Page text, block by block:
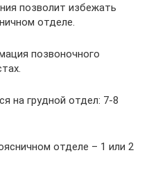
позволит избежать
отделе.
позвоночного
на грудной отдел: 7-8
отделе – 1 или 2